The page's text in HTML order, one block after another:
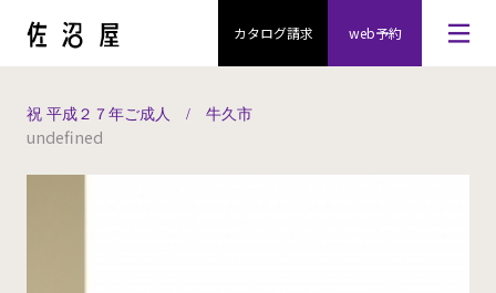
カタログ請求 web予約
祝 平成２７年ご成人 / 牛久市
undefined